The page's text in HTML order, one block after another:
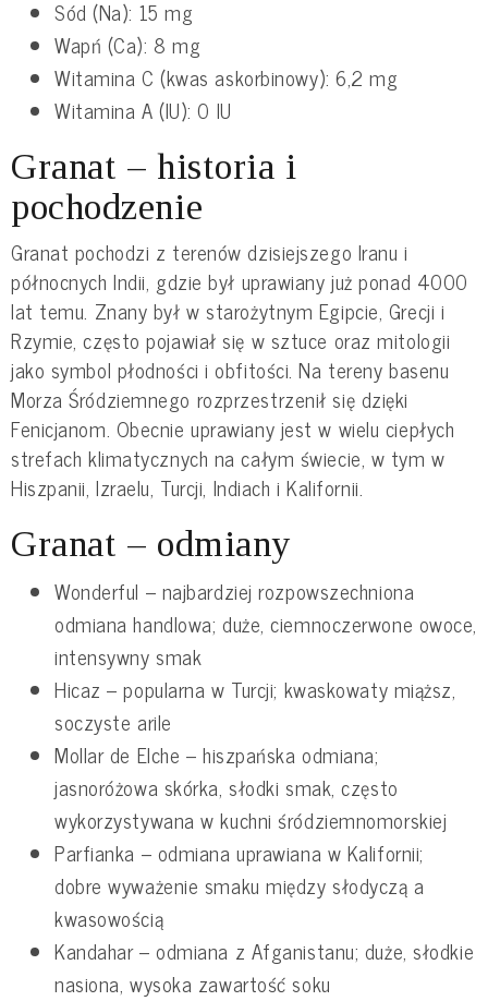
Sód (Na): 15 mg
Wapń (Ca): 8 mg
Witamina C (kwas askorbinowy): 6,2 mg
Witamina A (IU): 0 IU
Granat – historia i
pochodzenie
Granat pochodzi z terenów dzisiejszego Iranu i
północnych Indii, gdzie był uprawiany już ponad 4000
lat temu. Znany był w starożytnym Egipcie, Grecji i
Rzymie, często pojawiał się w sztuce oraz mitologii
jako symbol płodności i obfitości. Na tereny basenu
Morza Śródziemnego rozprzestrzenił się dzięki
Fenicjanom. Obecnie uprawiany jest w wielu ciepłych
strefach klimatycznych na całym świecie, w tym w
Hiszpanii, Izraelu, Turcji, Indiach i Kalifornii.
Granat – odmiany
Wonderful – najbardziej rozpowszechniona
odmiana handlowa; duże, ciemnoczerwone owoce,
intensywny smak
Hicaz – popularna w Turcji; kwaskowaty miąższ,
soczyste arile
Mollar de Elche – hiszpańska odmiana;
jasnoróżowa skórka, słodki smak, często
wykorzystywana w kuchni śródziemnomorskiej
Parfianka – odmiana uprawiana w Kalifornii;
dobre wyważenie smaku między słodyczą a
kwasowością
Kandahar – odmiana z Afganistanu; duże, słodkie
nasiona, wysoka zawartość soku